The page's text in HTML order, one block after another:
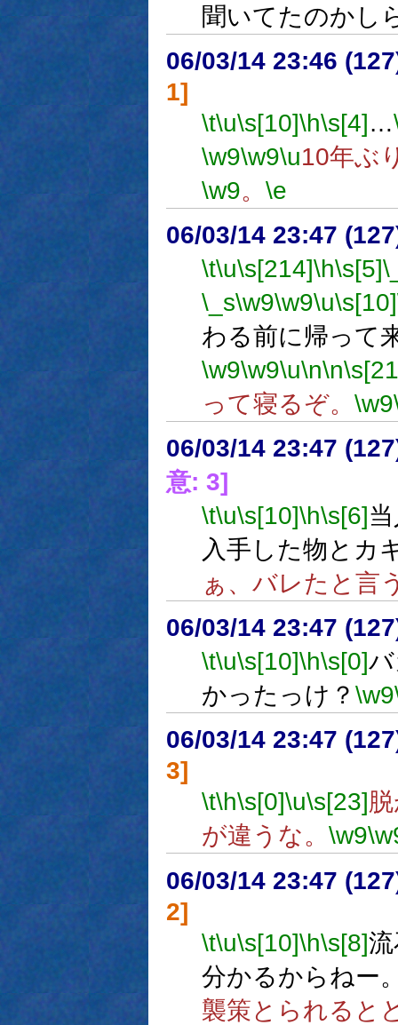
聞いてたのかし
06/03/14 23:46
1]
\t\u\s[10]\h\s[4]…
\w9\w9\u10年ぶ
\w9。 \e
06/03/14 23:47
\t\u\s[214]\h\s[5]
\_s\w9\w9\u\s[10]
わる前に帰って
\w9\w9\u\n\n
って寝るぞ。 \w9
06/03/14 23:47
意: 3]
\t\u\s[10]\h\s[6]
入手した物とカ
ぁ、バレたと言
06/03/14 23:47
\t\u\s[10]\h\s[0]
かったっけ？ \w9
06/03/14 23:47
3]
\t\h\s[0]\u\s[23]
が違うな。 \w9
06/03/14 23:47
2]
\t\u\s[10]\h\s[8]
分かるからねー
襲策とられると